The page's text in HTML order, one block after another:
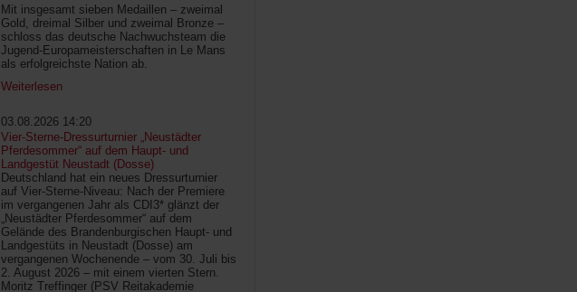
Mit insgesamt sieben Medaillen – zweimal
Gold, dreimal Silber und zweimal Bronze –
schloss das deutsche Nachwuchsteam die
Jugend-Europameisterschaften in Le Mans
als erfolgreichste Nation ab.
Weiterlesen
03.08.2026 14:20
Vier-Sterne-Dressurturnier „Neustädter
Pferdesommer“ auf dem Haupt- und
Landgestüt Neustadt (Dosse)
Deutschland hat ein neues Dressurturnier
auf Vier-Sterne-Niveau: Nach der Premiere
im vergangenen Jahr als CDI3* glänzt der
„Neustädter Pferdesommer“ auf dem
Gelände des Brandenburgischen Haupt- und
Landgestüts in Neustadt (Dosse) am
vergangenen Wochenende – vom 30. Juli bis
2. August 2026 – mit einem vierten Stern.
Moritz Treffinger (PSV Reitakademie